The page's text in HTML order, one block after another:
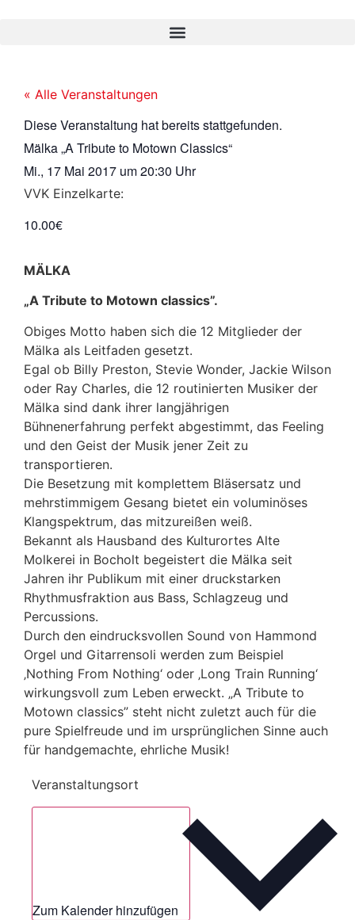
« Alle Veranstaltungen
Diese Veranstaltung hat bereits stattgefunden.
Mälka „A Tribute to Motown Classics“
Mi., 17 Mai 2017 um20:30 Uhr
VVK Einzelkarte:
10.00€
MÄLKA
„A Tribute to Motown classics”.
Obiges Motto haben sich die 12 Mitglieder der
Mälka als Leitfaden gesetzt.
Egal ob Billy Preston, Stevie Wonder, Jackie Wilson
oder Ray Charles, die 12 routinierten Musiker der
Mälka sind dank ihrer langjährigen
Bühnenerfahrung perfekt abgestimmt, das Feeling
und den Geist der Musik jener Zeit zu
transportieren.
Die Besetzung mit komplettem Bläsersatz und
mehrstimmigem Gesang bietet ein voluminöses
Klangspektrum, das mitzureißen weiß.
Bekannt als Hausband des Kulturortes Alte
Molkerei in Bocholt begeistert die Mälka seit
Jahren ihr Publikum mit einer druckstarken
Rhythmusfraktion aus Bass, Schlagzeug und
Percussions.
Durch den eindrucksvollen Sound von Hammond
Orgel und Gitarrensoli werden zum Beispiel
‚Nothing From Nothing‘ oder ‚Long Train Running‘
wirkungsvoll zum Leben erweckt. „A Tribute to
Motown classics” steht nicht zuletzt auch für die
pure Spielfreude und im ursprünglichen Sinne auch
für handgemachte, ehrliche Musik!
Veranstaltungsort
Zum Kalender hinzufügen